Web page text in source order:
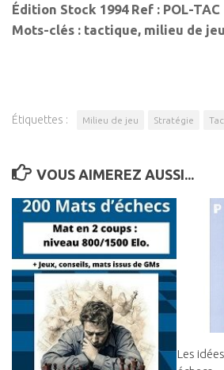
Édition Stock 1994 Ref : POL-TAC
Mots-clés : tactique, milieu de jeu
Étiquettes : Milieu de jeu Stratégie
VOUS AIMEREZ AUSSI...
Les